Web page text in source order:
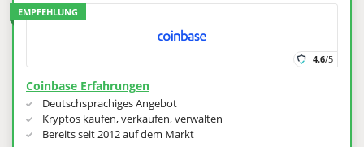
EMPFEHLUNG
4.6/5
Coinbase Erfahrungen
Deutschsprachiges Angebot
Kryptos kaufen, verkaufen, verwalten
Bereits seit 2012 auf dem Markt